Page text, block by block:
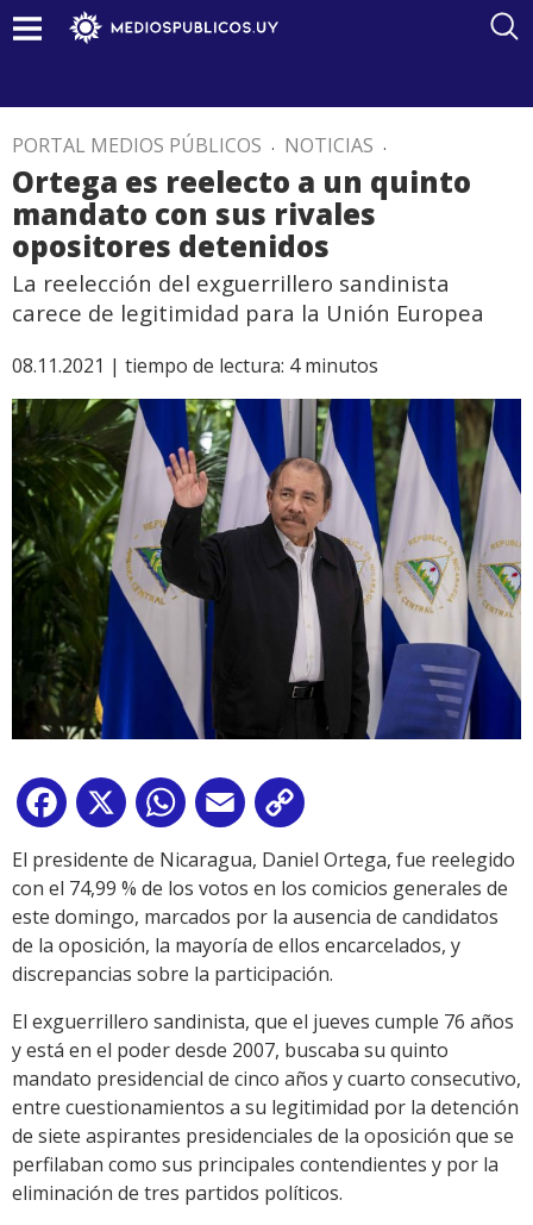
PORTAL MEDIOS PÚBLICOS . NOTICIAS .
Ortega es reelecto a un quinto
mandato con sus rivales
opositores detenidos
La reelección del exguerrillero sandinista
carece de legitimidad para la Unión Europea
08.11.2021 | tiempo de lectura: 4 minutos
Facebook
X WhatsApp
Email
Link
El presidente de Nicaragua, Daniel Ortega, fue reelegido
con el 74,99 % de los votos en los comicios generales de
este domingo, marcados por la ausencia de candidatos
de la oposición, la mayoría de ellos encarcelados, y
discrepancias sobre la participación.
El exguerrillero sandinista, que el jueves cumple 76 años
y está en el poder desde 2007, buscaba su quinto
mandato presidencial de cinco años y cuarto consecutivo,
entre cuestionamientos a su legitimidad por la detención
de siete aspirantes presidenciales de la oposición que se
perfilaban como sus principales contendientes y por la
eliminación de tres partidos políticos.